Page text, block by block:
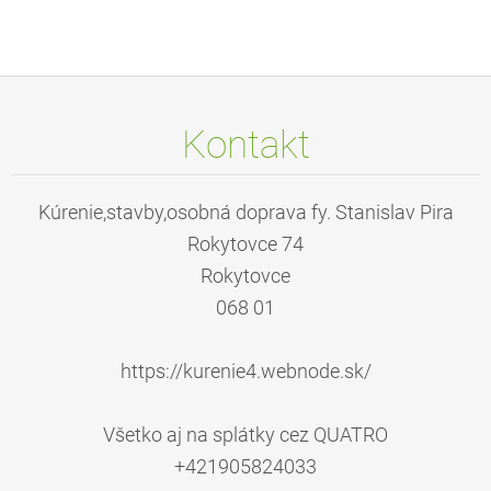
Kontakt
Kúrenie,stavby,osobná doprava fy. Stanislav Pira
Rokytovce 74
Rokytovce
068 01
https://kurenie4.webnode.sk/
Všetko aj na splátky cez QUATRO
+421905824033